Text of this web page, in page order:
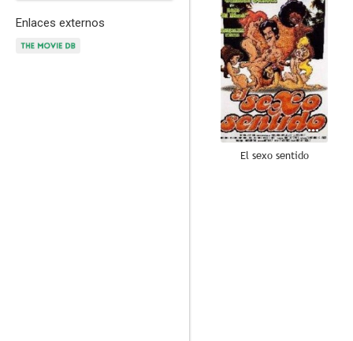
Enlaces externos
El sexo sentido